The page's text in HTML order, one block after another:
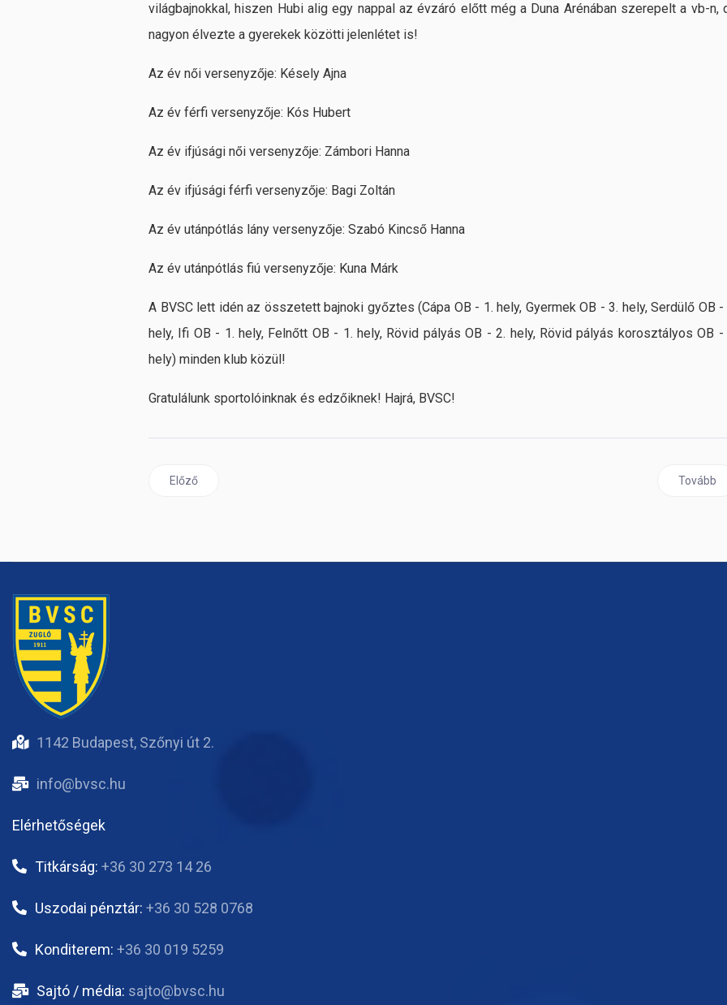
világbajnokkal, hiszen Hubi alig egy nappal az évzáró előtt még a Duna Arénában szerepelt a vb-n,
nagyon élvezte a gyerekek közötti jelenlétet is!
Az év női versenyzője: Késely Ajna
Az év férfi versenyzője: Kós Hubert
Az év ifjúsági női versenyzője: Zámbori Hanna
Az év ifjúsági férfi versenyzője: Bagi Zoltán
Az év utánpótlás lány versenyzője: Szabó Kincső Hanna
Az év utánpótlás fiú versenyzője: Kuna Márk
A BVSC lett idén az összetett bajnoki győztes (Cápa OB - 1. hely, Gyermek OB - 3. hely, Serdülő OB -
hely, Ifi OB - 1. hely, Felnőtt OB - 1. hely, Rövid pályás OB - 2. hely, Rövid pályás korosztályos OB -
hely) minden klub közül!
Gratulálunk sportolóinknak és edzőiknek! Hajrá, BVSC!
Előző cikk: Pádár Nikolett a BVSC-ben folytatja
Előző Tovább
1142 Budapest, Szőnyi út 2.
info@bvsc.hu
Elérhetőségek
Titkárság: +36 30 273 14 26
Uszodai pénztár: +36 30 528 0768
Konditerem: +36 30 019 5259
Sajtó / média: sajto@bvsc.hu